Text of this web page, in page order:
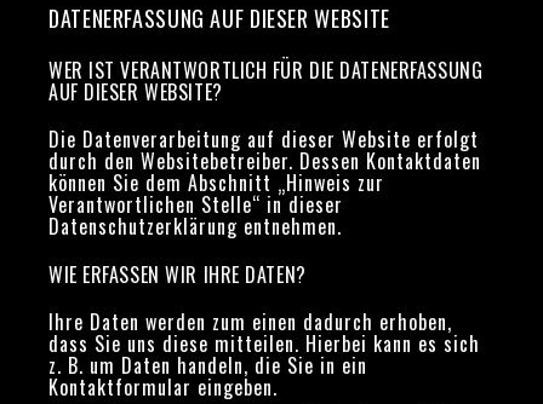
DATENERFASSUNG AUF DIESER WEBSITE
WER IST VERANTWORTLICH FÜR DIE DATENERFASSUNG
AUF DIESER WEBSITE?
Die Datenverarbeitung auf dieser Website erfolgt
durch den Websitebetreiber. Dessen Kontaktdaten
können Sie dem Abschnitt „Hinweis zur
Verantwortlichen Stelle“ in dieser
Datenschutzerklärung entnehmen.
WIE ERFASSEN WIR IHRE DATEN?
Ihre Daten werden zum einen dadurch erhoben,
dass Sie uns diese mitteilen. Hierbei kann es sich
z. B. um Daten handeln, die Sie in ein
Kontaktformular eingeben.